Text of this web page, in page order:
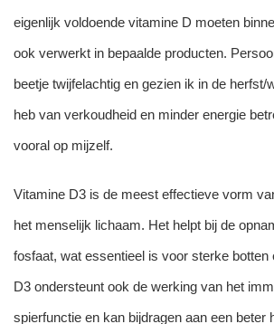
eigenlijk voldoende vitamine D moeten
ook verwerkt in bepaalde producten.
beetje twijfelachtig en gezien ik in de herfst/
heb van verkoudheid en minder energie
vooral op mijzelf.
Vitamine D3 is de meest effectieve vorm
het menselijk lichaam. Het helpt bij de
fosfaat, wat essentieel is voor sterke botten
D3 ondersteunt ook de werking van het
spierfunctie en kan bijdragen aan een beter